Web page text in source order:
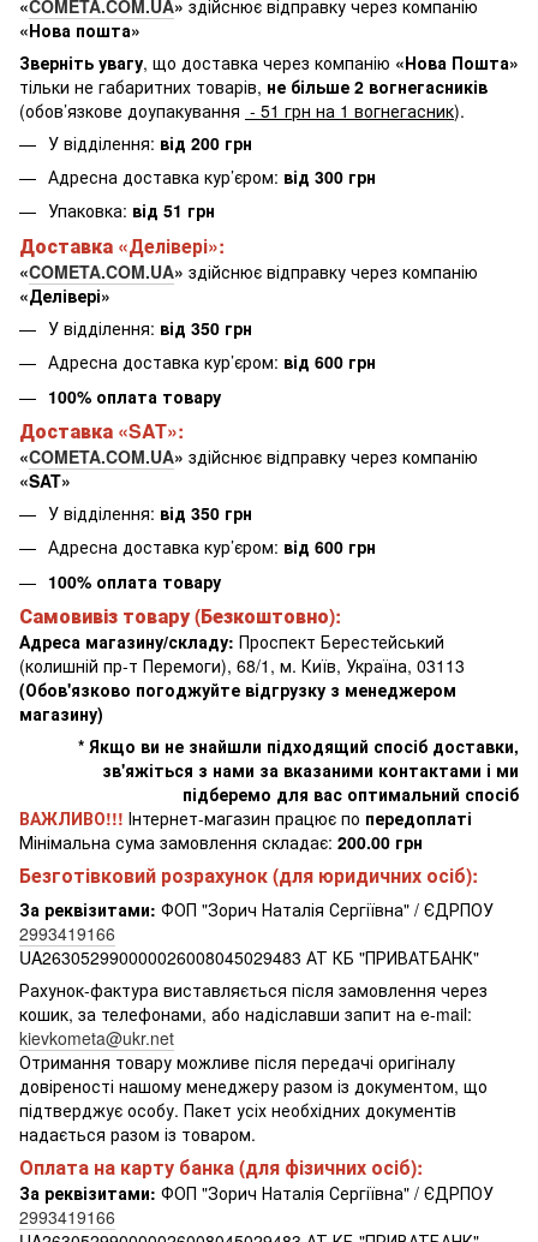
«COMETA.COM.UA» здійснює відправку через компанію
«Нова пошта»
Зверніть увагу, що доставка через компанію «Нова Пошта»
тільки не габаритних товарів, не більше 2 вогнегасників
(обов’язкове доупакування - 51 грн на 1 вогнегасник).
У відділення: від 200 грн
Адресна доставка кур’єром: від 300 грн
Упаковка: від 51 грн
Доставка «Делівері»:
«COMETA.COM.UA» здійснює відправку через компанію
«Делівері»
У відділення: від 350 грн
Адресна доставка кур’єром: від 600 грн
100% оплата товару
Доставка «SAT»:
«COMETA.COM.UA» здійснює відправку через компанію
«SAT»
У відділення: від 350 грн
Адресна доставка кур’єром: від 600 грн
100% оплата товару
Самовивіз товару (Безкоштовно):
Адреса магазину/складу: Проспект Берестейський
(колишній пр-т Перемоги), 68/1, м. Київ, Україна, 03113
(Обов'язково погоджуйте відгрузку з менеджером
магазину)
* Якщо ви не знайшли підходящий спосіб доставки,
зв'яжіться з нами за вказаними контактами і ми
підберемо для вас оптимальний спосіб
ВАЖЛИВО!!! Інтернет-магазин працює по передоплаті
Мінімальна сума замовлення складає: 200.00 грн
Безготівковий розрахунок (для юридичних осіб):
За реквізитами: ФОП "Зорич Наталія Сергіївна" / ЄДРПОУ
2993419166
UA263052990000026008045029483 АТ КБ "ПРИВАТБАНК"
Рахунок-фактура виставляється після замовлення через
кошик, за телефонами, або надіславши запит на e-mail:
kievkometa@ukr.net
Отримання товару можливе після передачі оригіналу
довіреності нашому менеджеру разом із документом, що
підтверджує особу. Пакет усіх необхідних документів
надається разом із товаром.
Оплата на карту банка (для фізичних осіб):
За реквізитами: ФОП "Зорич Наталія Сергіївна" / ЄДРПОУ
2993419166